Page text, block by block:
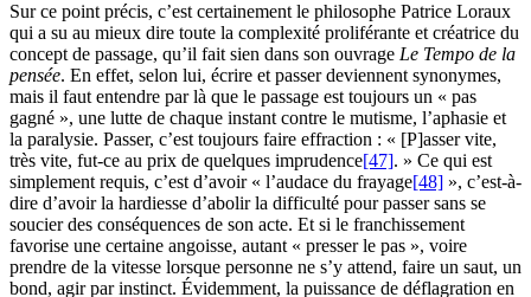
Sur ce point précis, c’est certainement le philosophe Patrice Loraux
qui a su au mieux dire toute la complexité proliférante et créatrice du
concept de passage, qu’il fait sien dans son ouvrage Le Tempo de la
pensée. En effet, selon lui, écrire et passer deviennent synonymes,
mais il faut entendre par là que le passage est toujours un « pas
gagné », une lutte de chaque instant contre le mutisme, l’aphasie et
la paralysie. Passer, c’est toujours faire effraction : « [P]asser vite,
très vite, fut-ce au prix de quelques imprudence[47]. » Ce qui est
simplement requis, c’est d’avoir « l’audace du frayage[48] », c’est-à-
dire d’avoir la hardiesse d’abolir la difficulté pour passer sans se
soucier des conséquences de son acte. Et si le franchissement
favorise une certaine angoisse, autant « presser le pas », voire
prendre de la vitesse lorsque personne ne s’y attend, faire un saut, un
bond, agir par instinct. Évidemment, la puissance de déflagration en